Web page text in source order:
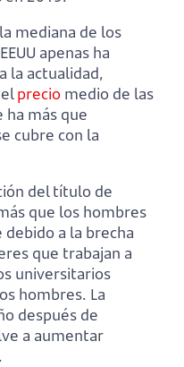
mediana de los
apenas ha
la actualidad,
precio medio de las
más que
cubre con la
del título de
que los hombres
a la brecha
que trabajan a
universitarios
hombres. La
después de
a aumentar